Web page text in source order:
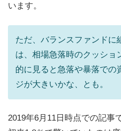
います。
ただ、バランスファンドに
は、相場急落時のクッショ
的に見ると急落や暴落での
ジが大きいかな、とも。
2019年6月11日時点での記事